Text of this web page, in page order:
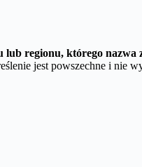
lub regionu, którego nazwa
jest powszechne i nie